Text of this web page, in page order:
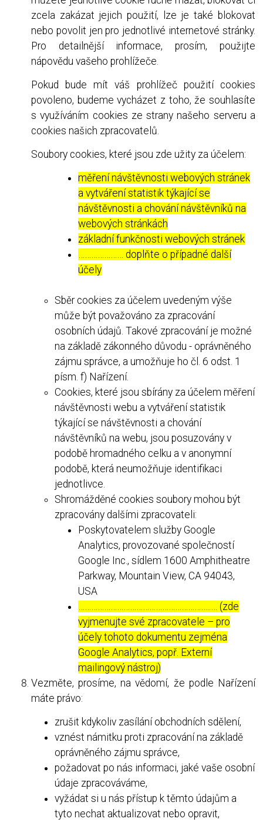
zcela zakázat jejich použití, lze je také blokovat
nebo povolit jen pro jednotlivé internetové stránky.
Pro detailnější informace, prosím, použijte
nápovědu vašeho prohlížeče.
Pokud bude mít váš prohlížeč použití cookies
povoleno, budeme vycházet z toho, že souhlasíte
s využíváním cookies ze strany našeho serveru a
cookies našich zpracovatelů.
Soubory cookies, které jsou zde užity za účelem:
měření návštěvnosti webových stránek
a vytváření statistik týkající se
návštěvnosti a chování návštěvníků na
webových stránkách
základní funkčnosti webových stránek
………………… doplňte o případné další
účely
Sběr cookies za účelem uvedeným výše
může být považováno za zpracování
osobních údajů. Takové zpracování je možné
na základě zákonného důvodu - oprávněného
zájmu správce, a umožňuje ho čl. 6 odst. 1
písm. f) Nařízení.
Cookies, které jsou sbírány za účelem měření
návštěvnosti webu a vytváření statistik
týkající se návštěvnosti a chování
návštěvníků na webu, jsou posuzovány v
podobě hromadného celku a v anonymní
podobě, která neumožňuje identifikaci
jednotlivce.
Shromážděné cookies soubory mohou být
zpracovány dalšími zpracovateli:
Poskytovatelem služby Google
Analytics, provozované společností
Google Inc., sídlem 1600 Amphitheatre
Parkway, Mountain View, CA 94043,
USA
……………………………………………………..… (zde
vyjmenujte své zpracovatele – pro
účely tohoto dokumentu zejména
Google Analytics, popř. Externí
mailingový nástroj)
Vezměte, prosíme, na vědomí, že podle Nařízení
máte právo:
zrušit kdykoliv zasílání obchodních sdělení,
vznést námitku proti zpracování na základě
oprávněného zájmu správce,
požadovat po nás informaci, jaké vaše osobní
údaje zpracováváme,
vyžádat si u nás přístup k těmto údajům a
tyto nechat aktualizovat nebo opravit,